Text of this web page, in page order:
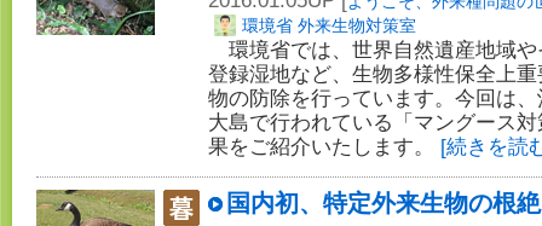
環境省 外来生物対策室
環境省では、世界自然遺産地域
登録湿地など、生物多様性保全上
物の防除を行っています。今回は
大島で行われている「マングース
果をご紹介いたします。 [続きを読
国内初、特定外来生物の根